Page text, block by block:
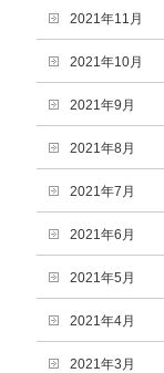
2021年11月
2021年10月
2021年9月
2021年8月
2021年7月
2021年6月
2021年5月
2021年4月
2021年3月